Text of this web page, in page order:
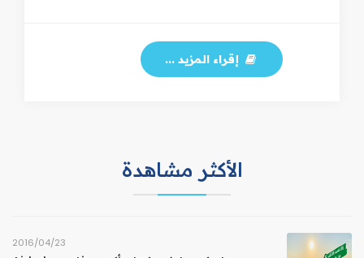
إقراء المزيد ...
الأكثر مشاهدة
23‏/04‏/2016